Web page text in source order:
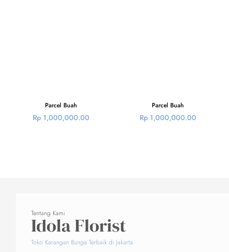
Parcel Buah
Rp 1,000,000.00
Parcel Buah
Rp1,000,000.00
Tentang Kami
Idola Florist
Toko Karangan Bunga Terbaik di Jakarta